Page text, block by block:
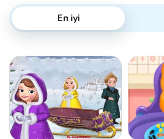
En iyi